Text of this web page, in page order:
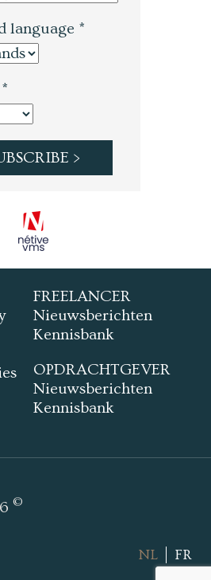
language *
FREELANCER
Nieuwsberichten
Kennisbank
OPDRACHTGEVER
Nieuwsberichten
Kennisbank
©
NL FR